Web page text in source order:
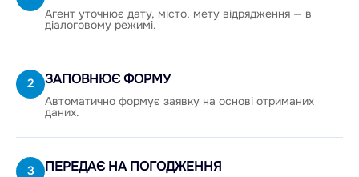
Агент уточнює дату, місто, мету відрядження — в
діалоговому режимі.
2 ЗАПОВНЮЄ ФОРМУ
Автоматично формує заявку на основі отриманих
даних.
3 ПЕРЕДАЄ НА ПОГОДЖЕННЯ